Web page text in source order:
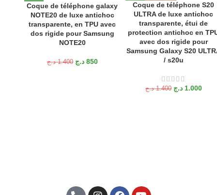
Coque de téléphone galaxy
NOTE20 de luxe antichoc
transparente, en TPU avec
dos rigide pour Samsung
NOTE20
1.400 د.ج 850 د.ج
Coque de téléphone S20
ULTRA de luxe antichoc
transparente, étui de
protection antichoc en
avec dos rigide pour
Samsung Galaxy S20
/ s20u
1.400 د.ج 1.000 د.ج